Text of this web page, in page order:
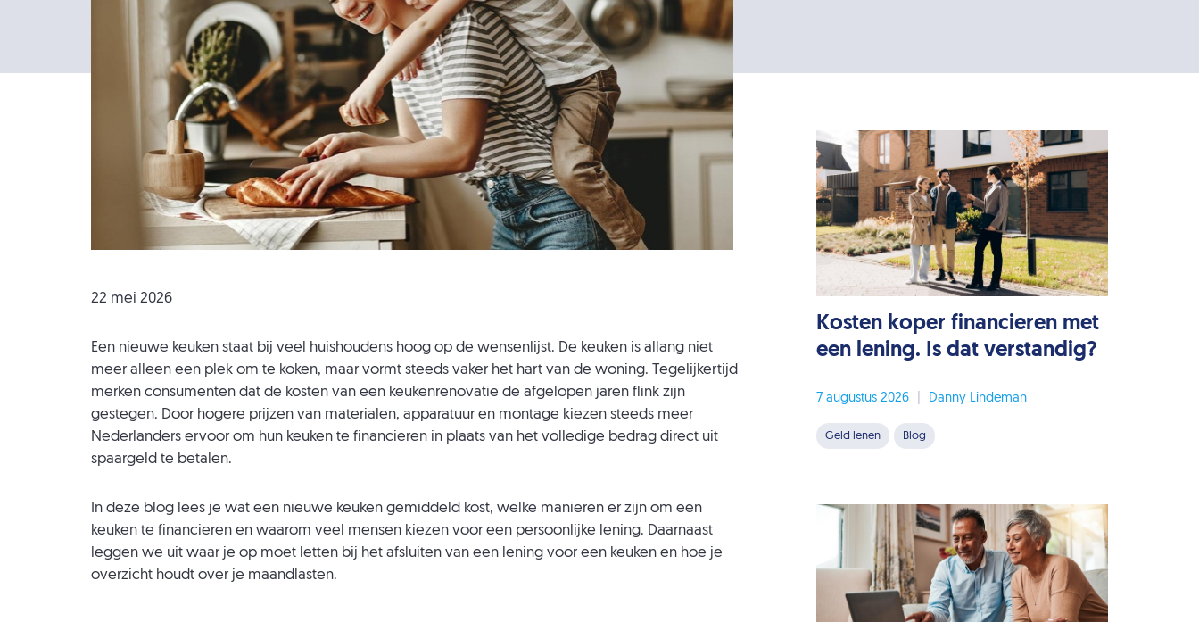
22 mei 2026
Een nieuwe keuken staat bij veel huishoudens hoog op de wensenlijst. De keuken is allang niet
meer alleen een plek om te koken, maar vormt steeds vaker het hart van de woning. Tegelijkertijd
merken consumenten dat de kosten van een keukenrenovatie de afgelopen jaren flink zijn
gestegen. Door hogere prijzen van materialen, apparatuur en montage kiezen steeds meer
Nederlanders ervoor om hun keuken te financieren in plaats van het volledige bedrag direct uit
spaargeld te betalen.
In deze blog lees je wat een nieuwe keuken gemiddeld kost, welke manieren er zijn om een
keuken te financieren en waarom veel mensen kiezen voor een persoonlijke lening. Daarnaast
leggen we uit waar je op moet letten bij het afsluiten van een lening voor een keuken en hoe je
overzicht houdt over je maandlasten.
Kosten koper financieren met
een lening. Is dat verstandig?
7 augustus 2026 Danny Lindeman
Geld lenen Blog